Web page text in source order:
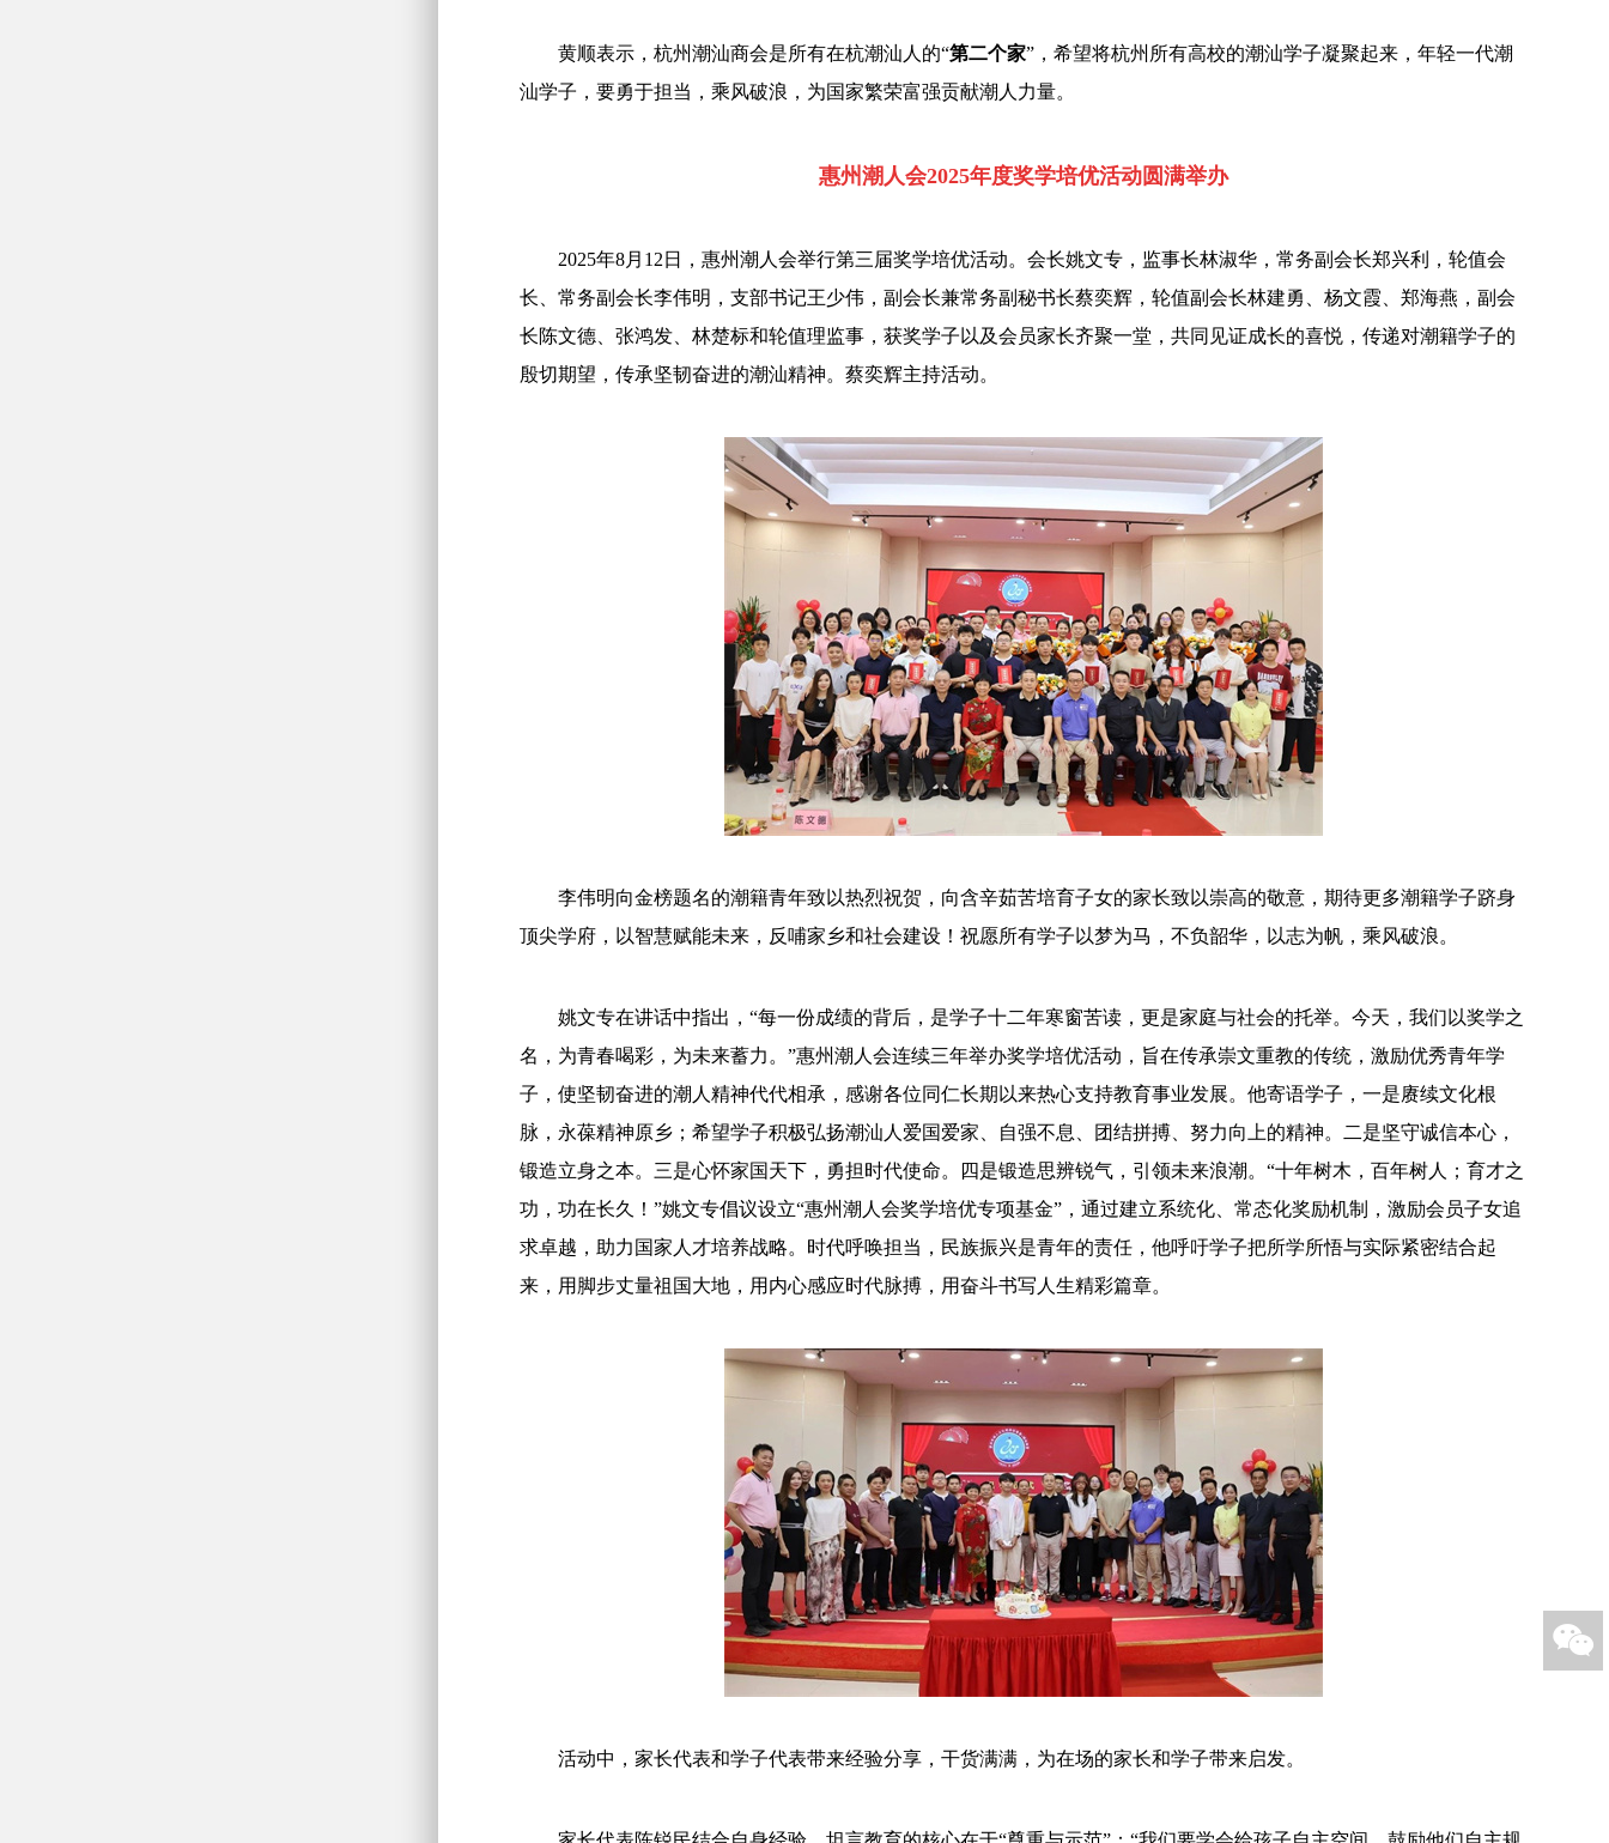
黄顺表示，杭州潮汕商会是所有在杭潮汕人的“第二个家”，希望将杭州所有高校的潮汕学子凝聚起来，年轻一代潮
汕学子，要勇于担当，乘风破浪，为国家繁荣富强贡献潮人力量。
惠州潮人会2025年度奖学培优活动圆满举办
2025年8月12日，惠州潮人会举行第三届奖学培优活动。会长姚文专，监事长林淑华，常务副会长郑兴利，轮值会
长、常务副会长李伟明，支部书记王少伟，副会长兼常务副秘书长蔡奕辉，轮值副会长林建勇、杨文霞、郑海燕，副会
长陈文德、张鸿发、林楚标和轮值理监事，获奖学子以及会员家长齐聚一堂，共同见证成长的喜悦，传递对潮籍学子的
殷切期望，传承坚韧奋进的潮汕精神。蔡奕辉主持活动。
李伟明向金榜题名的潮籍青年致以热烈祝贺，向含辛茹苦培育子女的家长致以崇高的敬意，期待更多潮籍学子跻身
顶尖学府，以智慧赋能未来，反哺家乡和社会建设！祝愿所有学子以梦为马，不负韶华，以志为帆，乘风破浪。
姚文专在讲话中指出，“每一份成绩的背后，是学子十二年寒窗苦读，更是家庭与社会的托举。今天，我们以奖学之
名，为青春喝彩，为未来蓄力。”惠州潮人会连续三年举办奖学培优活动，旨在传承崇文重教的传统，激励优秀青年学
子，使坚韧奋进的潮人精神代代相承，感谢各位同仁长期以来热心支持教育事业发展。他寄语学子，一是赓续文化根
脉，永葆精神原乡；希望学子积极弘扬潮汕人爱国爱家、自强不息、团结拼搏、努力向上的精神。二是坚守诚信本心，
锻造立身之本。三是心怀家国天下，勇担时代使命。四是锻造思辨锐气，引领未来浪潮。“十年树木，百年树人；育才之
功，功在长久！”姚文专倡议设立“惠州潮人会奖学培优专项基金”，通过建立系统化、常态化奖励机制，激励会员子女追
求卓越，助力国家人才培养战略。时代呼唤担当，民族振兴是青年的责任，他呼吁学子把所学所悟与实际紧密结合起
来，用脚步丈量祖国大地，用内心感应时代脉搏，用奋斗书写人生精彩篇章。
活动中，家长代表和学子代表带来经验分享，干货满满，为在场的家长和学子带来启发。
